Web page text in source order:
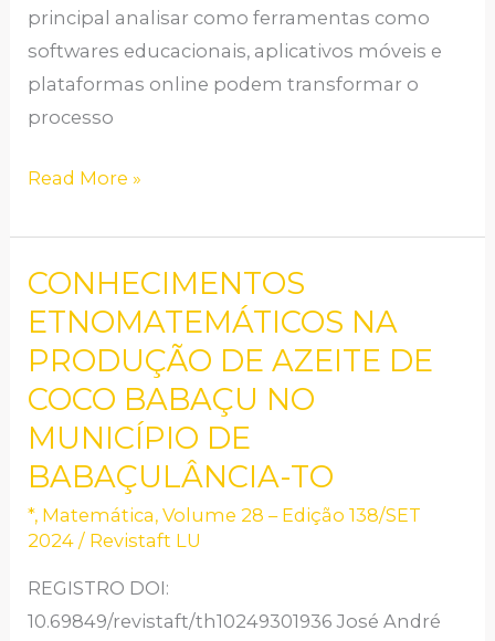
principal analisar como ferramentas como
softwares educacionais, aplicativos móveis e
plataformas online podem transformar o
processo
Read More »
CONHECIMENTOS
ETNOMATEMÁTICOS NA
PRODUÇÃO DE AZEITE DE
COCO BABAÇU NO
MUNICÍPIO DE
BABAÇULÂNCIA-TO
*, Matemática,Volume 28 – Edição 138/SET
2024 / Revistaft LU
REGISTRO DOI:
10.69849/revistaft/th10249301936 José André
CONHECIMENTOS
ETNOMATEMÁTICOS
NA
DE
AZEITE
DE
COCO
BABAÇU
NO
MUNICÍPIO